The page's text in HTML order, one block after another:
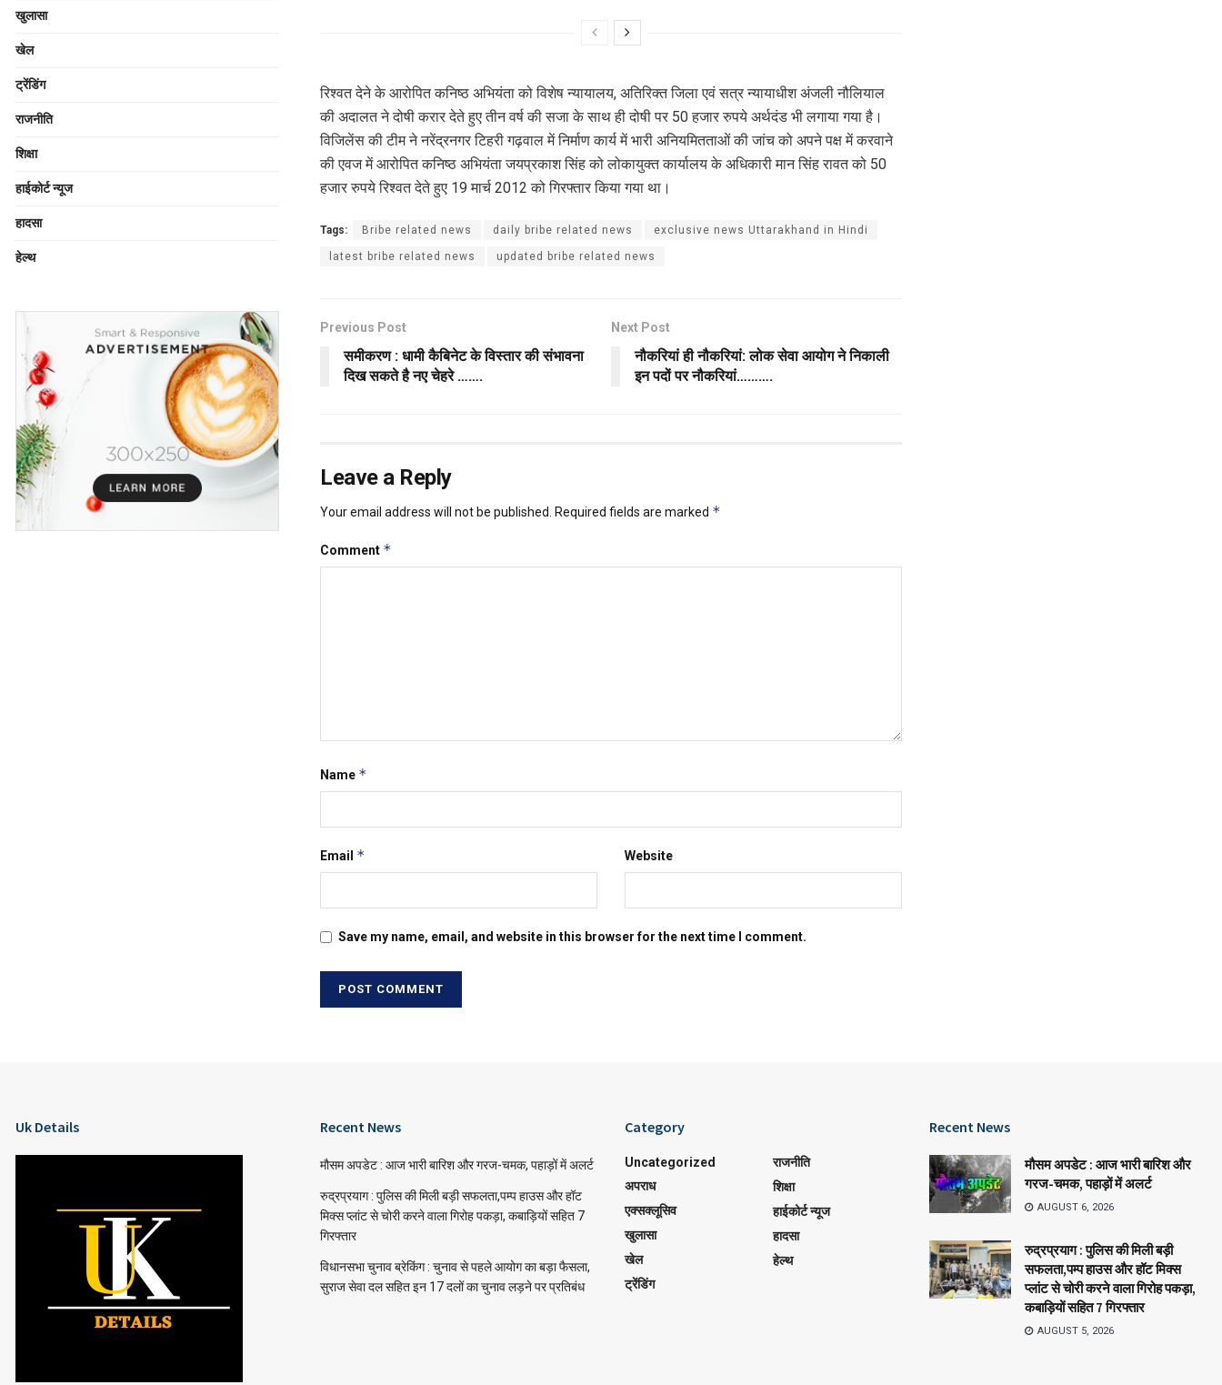
रिश्वत देने के आरोपित कनिष्ठ अभियंता को विशेष न्यायालय, अतिरिक्त जिला एवं सत्र न्यायाधीश अंजली नौलियाल
की अदालत ने दोषी करार देते हुए तीन वर्ष की सजा के साथ ही दोषी पर 50 हजार रुपये अर्थदंड भी लगाया गया है।
विजिलेंस की टीम ने नरेंद्रनगर टिहरी गढ़वाल में निर्माण कार्य में भारी अनियमितताओं की जांच को अपने पक्ष में करवाने
की एवज में आरोपित कनिष्ठ अभियंता जयप्रकाश सिंह को लोकायुक्त कार्यालय के अधिकारी मान सिंह रावत को 50
हजार रुपये रिश्वत देते हुए 19 मार्च 2012 को गिरफ्तार किया गया था।
Tags: Bribe related news daily bribe related news exclusive news Uttarakhand in Hindi
latest bribe related news updated bribe related news
Previous Post
समीकरण : धामी कैबिनेट के विस्तार की संभावना
दिख सकते है नए चेहरे …….
Next Post
नौकरियां ही नौकरियां: लोक सेवा आयोग ने निकाली
इन पदों पर नौकरियां……….
Leave a Reply
Your email address will not be published. Required fields are marked *
Comment *
Name *
Email * Website
Save my name, email, and website in this browser for the next time I comment.
खुलासा
खेल
ट्रेंडिंग
राजनीति
शिक्षा
हाईकोर्ट न्यूज
हादसा
हेल्थ
Uk Details Recent News
मौसम अपडेट : आज भारी बारिश और गरज-चमक, पहाड़ों में अलर्ट
रुद्रप्रयाग : पुलिस की मिली बड़ी सफलता,पम्प हाउस और हॉट
मिक्स प्लांट से चोरी करने वाला गिरोह पकड़ा, कबाड़ियों सहित 7
गिरफ्तार
विधानसभा चुनाव ब्रेकिंग : चुनाव से पहले आयोग का बड़ा फैसला,
सुराज सेवा दल सहित इन 17 दलों का चुनाव लड़ने पर प्रतिबंध
Category
Uncategorized
अपराध
एक्सक्लूसिव
खुलासा
खेल
ट्रेंडिंग
राजनीति
शिक्षा
हाईकोर्ट न्यूज
हादसा
हेल्थ
Recent News
मौसम अपडेट : आज भारी बारिश और
गरज-चमक, पहाड़ों में अलर्ट
AUGUST 6, 2026
रुद्रप्रयाग : पुलिस की मिली बड़ी
सफलता,पम्प हाउस और हॉट मिक्स
प्लांट से चोरी करने वाला गिरोह पकड़ा,
कबाड़ियों सहित 7 गिरफ्तार
AUGUST 5, 2026